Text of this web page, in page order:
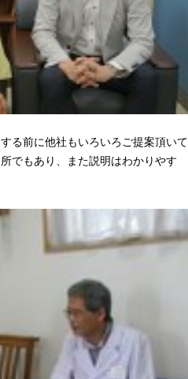
る前に他社もいろいろご提案頂いて
でもあり、また説明はわかりやす